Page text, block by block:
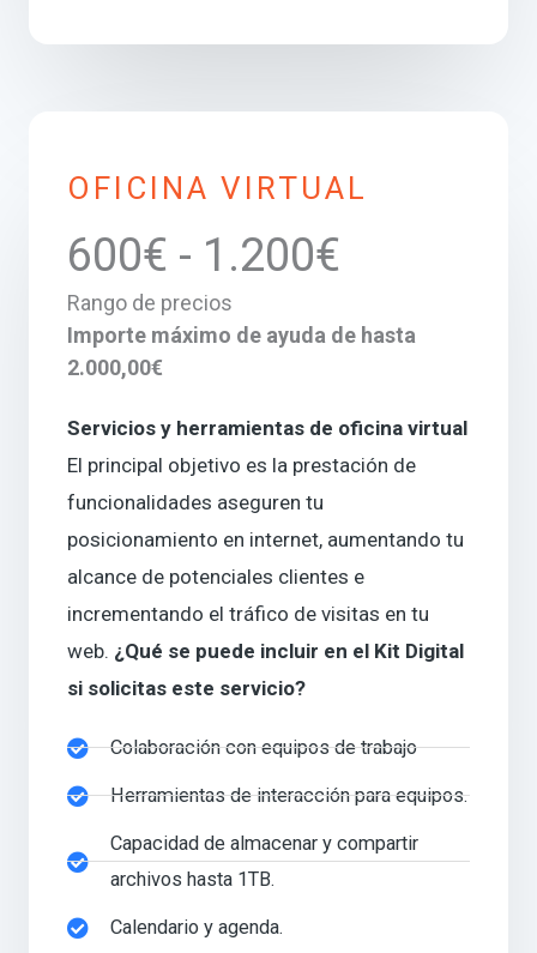
OFICINA VIRTUAL
600€ - 1.200€
Rango de precios
Importe máximo de ayuda de hasta
2.000,00€
Servicios y herramientas de oficina virtual
El principal objetivo es la prestación de
funcionalidades aseguren tu
posicionamiento en internet, aumentando tu
alcance de potenciales clientes e
incrementando el tráfico de visitas en tu
web. ¿Qué se puede incluir en el Kit Digital
si solicitas este servicio?
Colaboración con equipos de trabajo
Herramientas de interacción para equipos.
Capacidad de almacenar y compartir
archivos hasta 1TB.
Calendario y agenda.